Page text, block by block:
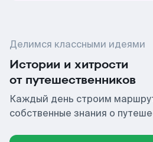
Делимся классными идеями
Истории и хитрости
от путешественников
Каждый день строим
собственные знания о